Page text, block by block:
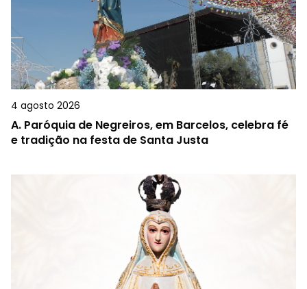
4 agosto 2026
A. Paróquia de Negreiros, em Barcelos, celebra fé
e tradição na festa de Santa Justa